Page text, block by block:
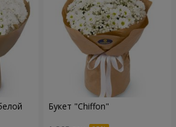
Букет "Chiffon"